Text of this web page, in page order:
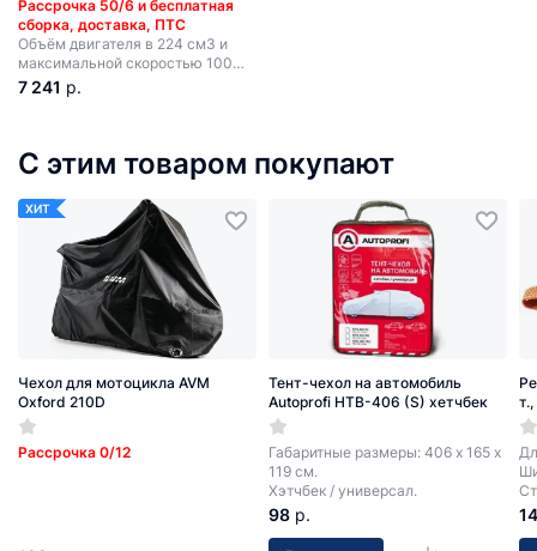
Рассрочка 50/6 и бесплатная
сборка, доставка, ПТС
Объём двигателя в 224 см3 и
максимальной скоростью 100
км/ч обеспечивается вполне
динамичная езда. При этом
потоке.
7 241 р.
С этим товаром покупают
ХИТ
Чехол для мотоцикла AVM
Oxford 210D
Рассрочка 0/12
Тент-чехол на автомобиль
Autoprofi HTB-406 (S) хетчбек
Габаритные размеры: 406 х 165 х
119 см.
Хэтчбек / универсал.
98 р. 14